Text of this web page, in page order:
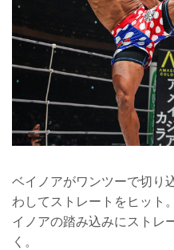
ベイノアがワンツーで切り
わしてストレートをヒット
イノアの踏み込みにストレ
く。